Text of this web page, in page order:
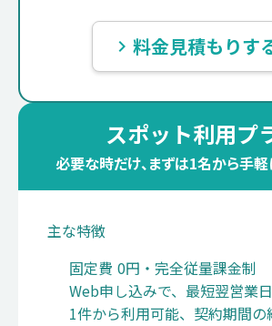
keyboard_arrow_right 料金見積もりす
スポット利用プ
必要な時だけ、まずは1名から手
主な特徴
固定費 0円・完全従量課金制
Web申し込みで、最短翌営業
1件から利用可能、契約期間の